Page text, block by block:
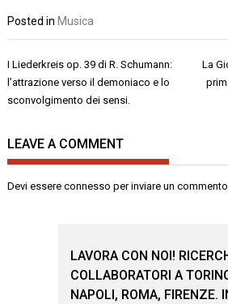
Posted in Musica
Navigazione
articoli
I Liederkreis op. 39 di R. Schumann:
l’attrazione verso il demoniaco e lo
sconvolgimento dei sensi.
La
LEAVE A COMMENT
Devi essereconnesso per inviare un
LAVORA CON NOI!
COLLABORATORI A
NAPOLI, ROMA, FIRENZE.